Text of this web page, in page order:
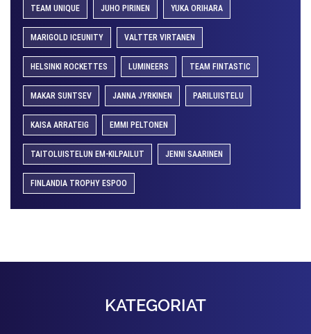
TEAM UNIQUE JUHO PIRINEN YUKA ORIHARA
MARIGOLD ICEUNITY VALTTER VIRTANEN
HELSINKI ROCKETTES LUMINEERS TEAM FINTASTIC
MAKAR SUNTSEV JANNA JYRKINEN PARILUISTELU
KAISA ARRATEIG EMMI PELTONEN
TAITOLUISTELUN EM-KILPAILUT JENNI SAARINEN
FINLANDIA TROPHY ESPOO
KATEGORIAT